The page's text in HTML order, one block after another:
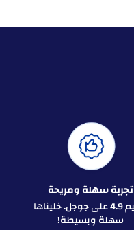
تجربة سهلة ومريحة
تقييم 4.9 على جوجل. خليناها
سهلة وبسيطة!